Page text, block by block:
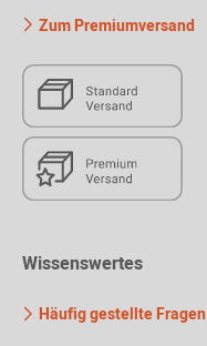
Zum Premiumversand
Wissenswertes
Häufig gestellte Fragen